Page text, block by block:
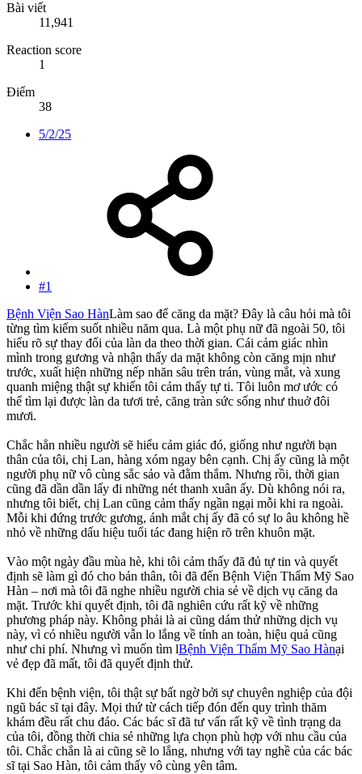
Bài viết
11,941
Reaction score
1
Điểm
38
5/2/25
#1
Bệnh Viện Sao HànLàm sao để căng da mặt? Đây là câu hỏi mà tôi
từng tìm kiếm suốt nhiều năm qua. Là một phụ nữ đã ngoài 50, tôi
hiểu rõ sự thay đổi của làn da theo thời gian. Cái cảm giác nhìn
mình trong gương và nhận thấy da mặt không còn căng mịn như
trước, xuất hiện những nếp nhăn sâu trên trán, vùng mắt, và xung
quanh miệng thật sự khiến tôi cảm thấy tự ti. Tôi luôn mơ ước có
thể tìm lại được làn da tươi trẻ, căng tràn sức sống như thuở đôi
mươi.
Chắc hẳn nhiều người sẽ hiểu cảm giác đó, giống như người bạn
thân của tôi, chị Lan, hàng xóm ngay bên cạnh. Chị ấy cũng là một
người phụ nữ vô cùng sắc sảo và đằm thắm. Nhưng rồi, thời gian
cũng đã dần dần lấy đi những nét thanh xuân ấy. Dù không nói ra,
nhưng tôi biết, chị Lan cũng cảm thấy ngần ngại mỗi khi ra ngoài.
Mỗi khi đứng trước gương, ánh mắt chị ấy đã có sự lo âu không hề
nhỏ về những dấu hiệu tuổi tác đang hiện rõ trên khuôn mặt.
Vào một ngày đầu mùa hè, khi tôi cảm thấy đã đủ tự tin và quyết
định sẽ làm gì đó cho bản thân, tôi đã đến Bệnh Viện Thẩm Mỹ Sao
Hàn – nơi mà tôi đã nghe nhiều người chia sẻ về dịch vụ căng da
mặt. Trước khi quyết định, tôi đã nghiên cứu rất kỹ về những
phương pháp này. Không phải là ai cũng dám thử những dịch vụ
này, vì có nhiều người vẫn lo lắng về tính an toàn, hiệu quả cũng
như chi phí. Nhưng vì muốn tìm lBệnh Viện Thẩm Mỹ Sao Hànại
vẻ đẹp đã mất, tôi đã quyết định thử.
Khi đến bệnh viện, tôi thật sự bất ngờ bởi sự chuyên nghiệp của đội
ngũ bác sĩ tại đây. Mọi thứ từ cách tiếp đón đến quy trình thăm
khám đều rất chu đáo. Các bác sĩ đã tư vấn rất kỹ về tình trạng da
của tôi, đồng thời chia sẻ những lựa chọn phù hợp với nhu cầu của
tôi. Chắc chắn là ai cũng sẽ lo lắng, nhưng với tay nghề của các bác
sĩ tại Sao Hàn, tôi cảm thấy vô cùng yên tâm.